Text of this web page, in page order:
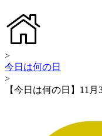
>
今日は何の日
>
【今日は何の日】11月